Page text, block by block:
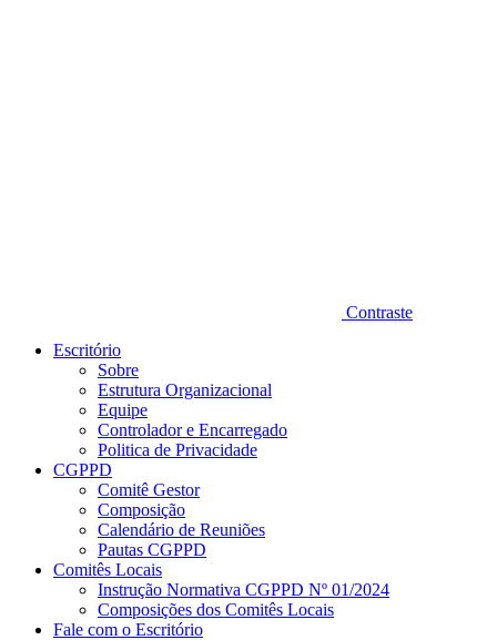
Contraste
Escritório
Sobre
Estrutura Organizacional
Equipe
Controlador e Encarregado
Politica de Privacidade
CGPPD
Comitê Gestor
Composição
Calendário de Reuniões
Pautas CGPPD
Comitês Locais
Instrução Normativa CGPPD Nº 01/2024
Composições dos Comitês Locais
Fale com o Escritório